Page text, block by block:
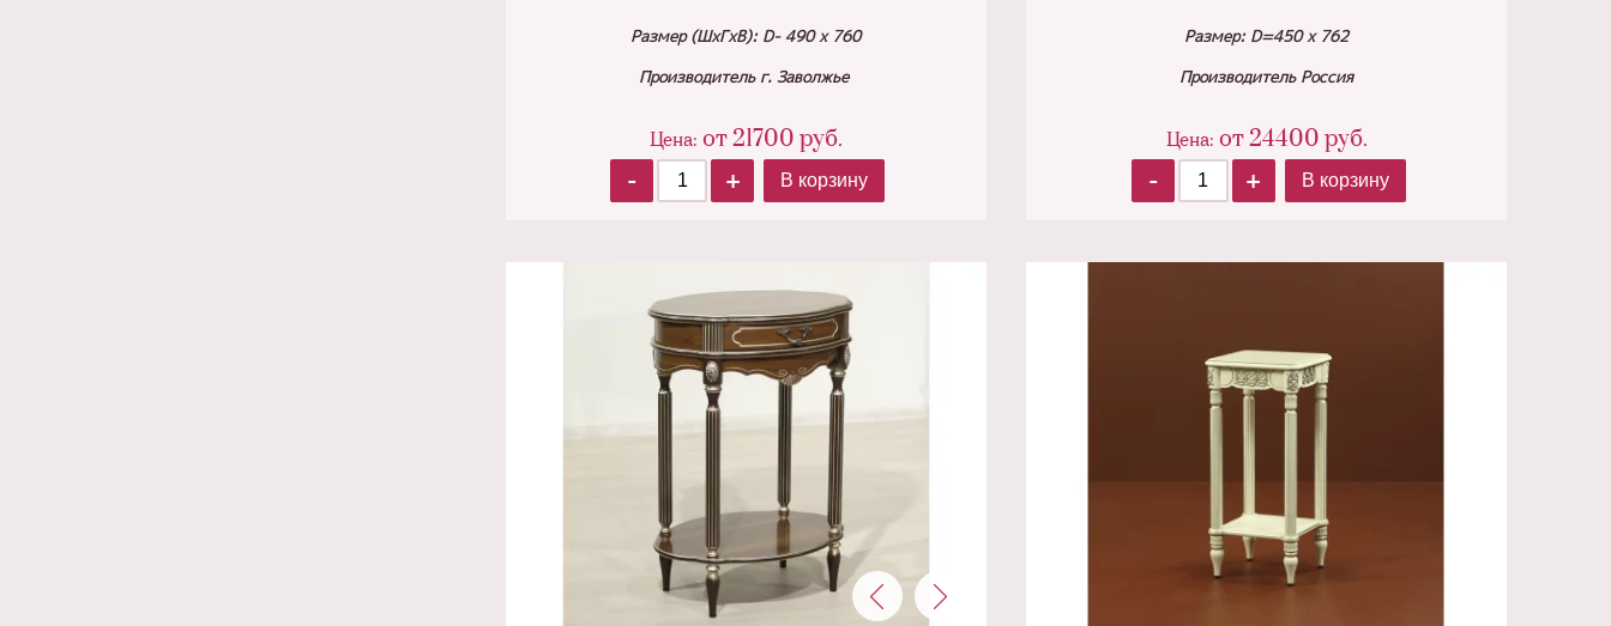
Размер (ШхГхВ): D- 490 х 760
Производитель г. Заволжье
Цена: от21700 руб.
-
+ В корзину
Размер: D=450 х 762
Производитель Россия
Цена: от24400 руб.
-
+ В корзину